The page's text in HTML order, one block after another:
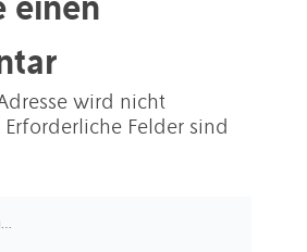
einen
wird nicht
Erforderliche Felder sind